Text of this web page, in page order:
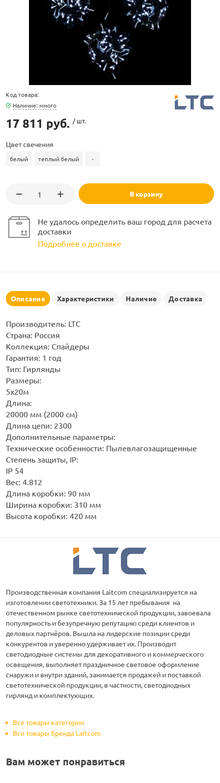
Код товара:
Наличие: много
17 811 руб. / шт.
Цвет свечения
белый теплый белый -
В корзину
Не удалось определить ваш город для расчета
доставки
Подробнее о доставке
Описание Характеристики Наличие Доставка
Производитель: LTC
Страна: Россия
Коллекция: Спайдеры
Гарантия: 1 год
Тип: Гирлянды
Размеры:
5x20м
Длина:
20000 мм (2000 см)
Длина цепи: 2300
Дополнительные параметры:
Технические особенности: Пылевлагозащищенные
Степень защиты, IP:
IP 54
Вес: 4.812
Длина коробки: 90 мм
Ширина коробки: 310 мм
Высота коробки: 420 мм
Производственная компания Laitcom специализируется на
изготовлении светотехники. За 15 лет пребывания на
отечественном рынке светотехнической продукции, завоевала
популярность и безупречную репутацию среди клиентов и
деловых партнёров. Вышла на лидерские позиции среди
конкурентов и уверенно удерживает их. Производит
светодиодные системы для декоративного и коммерческого
освещения, выполняет праздничное световое оформление
снаружи и внутри зданий, занимается продажей и поставкой
светотехнической продукции, в частности, светодиодных
гирлянд и комплектующих.
Все товары категории
Все товары бренда Laitcom
Вам может понравиться